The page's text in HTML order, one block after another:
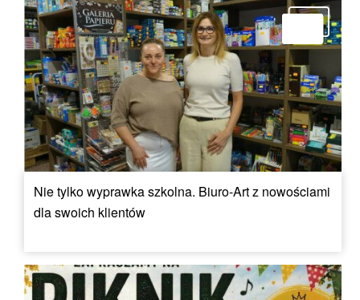
Nie tylko wyprawka szkolna. Biuro-Art z nowościami
dla swoich klientów